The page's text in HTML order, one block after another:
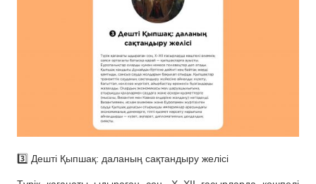
3️⃣ Дешті Қыпшақ: даланың сақтандыру желісі